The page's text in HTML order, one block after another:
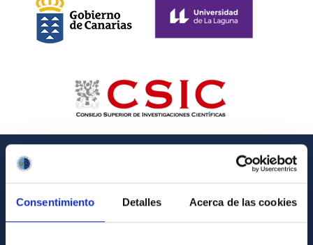
Consentimiento Detalles Acerca de las cookies
Contacto